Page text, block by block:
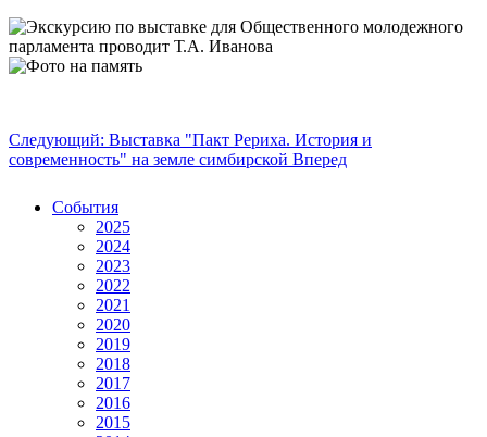
Следующий: Выставка "Пакт Рериха. История и
современность" на земле симбирской Вперед
События
2025
2024
2023
2022
2021
2020
2019
2018
2017
2016
2015